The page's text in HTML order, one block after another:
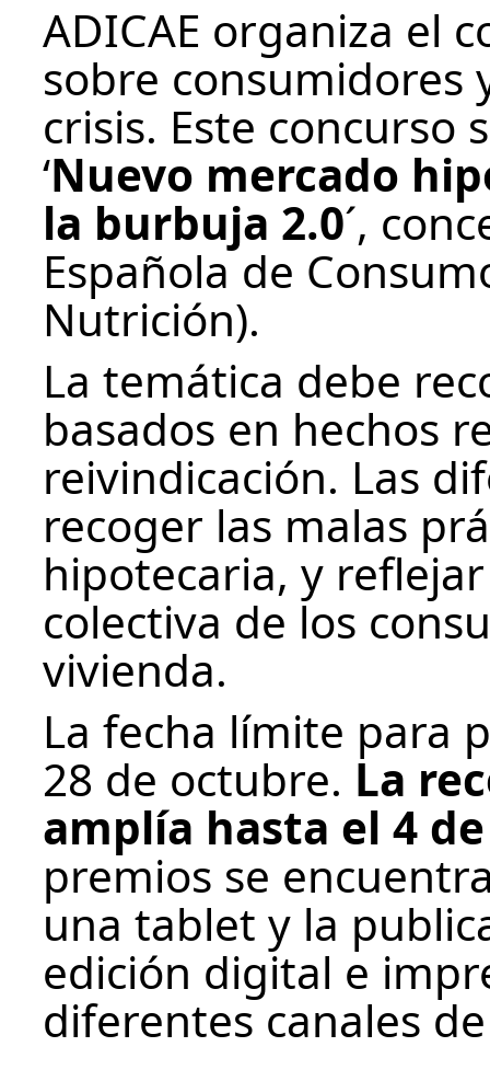
ADICAE organiza el
sobre consumidores
crisis. Este concurso
‘Nuevo mercado
la burbuja 2.0´,
Española de
Nutrición).
La temática debe
basados en hechos
reivindicación. Las
recoger las malas
hipotecaria, y
colectiva de los
vivienda.
La fecha límite para
28 de octubre. La
amplía hasta el 4
premios se
una tablet y la
edición digital e
diferentes canales de